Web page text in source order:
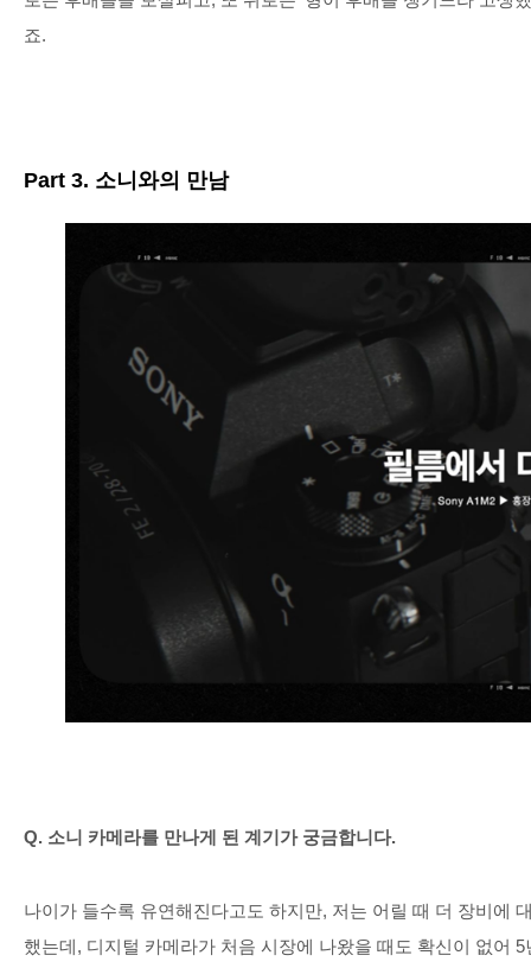
죠.
Part 3. 소니와의 만남
Q. 소니 카메라를 만나게 된 계기가 궁금합니다.
나이가 들수록 유연해진다고도 하지만, 저는 어릴 때 더 장비에
했는데, 디지털 카메라가 처음 시장에 나왔을 때도 확신이 없어 5